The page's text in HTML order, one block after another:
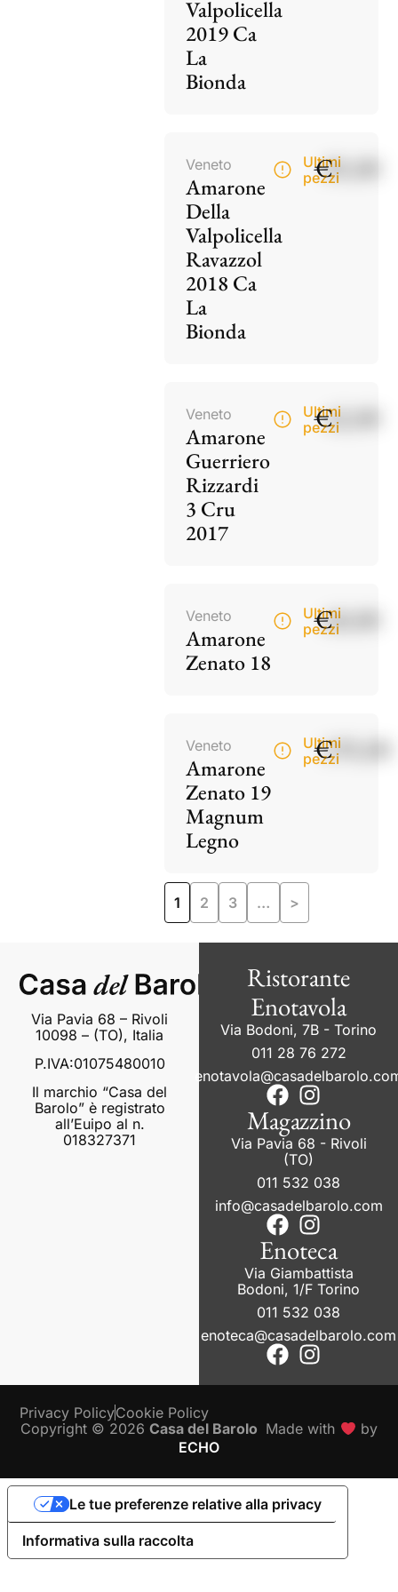
Valpolicella
2019 Ca
La
Bionda
Veneto
Amarone
Della
Valpolicella
Ravazzol
2018 Ca
La
Bionda
Ultimi
pezzi
€85,00
Veneto
Amarone
Guerriero
Rizzardi
3 Cru
2017
Ultimi
pezzi
€42,00
Veneto
Amarone
Zenato 18
Ultimi
pezzi
€60,00
Veneto
Amarone
Zenato 19
Magnum
Legno
Ultimi
pezzi
€195,00
1 2 3 … >
Via Pavia 68 – Rivoli
10098 – (TO), Italia
P.IVA:01075480010
Il marchio “Casa del
Barolo” è registrato
all’Euipo al n.
018327371
Ristorante
Enotavola
Via Bodoni, 7B - Torino
011 28 76 272
Magazzino
Via Pavia 68 - Rivoli
(TO)
011 532 038
info@casadelbarolo.com
Enoteca
Via Giambattista
Bodoni, 1/F Torino
011 532 038
enoteca@casadelbarolo.com
Copyright © 2026Casa del Barolo Made with
by
ECHO
Privacy PolicyCookie Policy
Informativa sulla raccolta
Le tue preferenze relative alla privacy